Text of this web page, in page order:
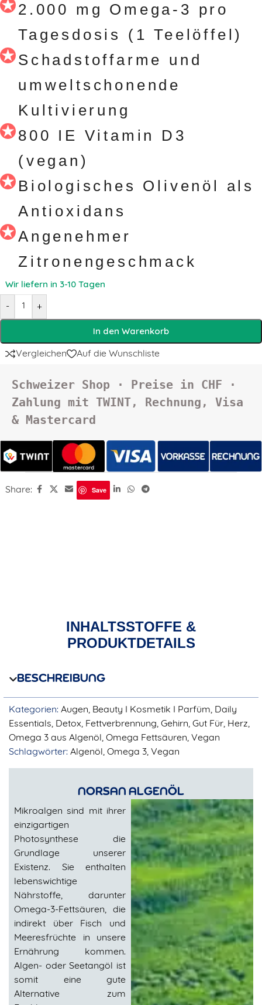
2.000 mg Omega-3 pro
Tagesdosis (1 Teelöffel)
Schadstoffarme und
umweltschonende
Kultivierung
800 IE Vitamin D3
(vegan)
Biologisches Olivenöl als
Antioxidans
Angenehmer
Zitronengeschmack
Wir liefern in 3-10 Tagen
- +
In den Warenkorb
Vergleichen Auf die Wunschliste
Schweizer Shop · Preise in CHF ·
Zahlung mit TWINT, Rechnung, Visa
& Mastercard
Share: Save
INHALTSSTOFFE &
PRODUKTDETAILS
BESCHREIBUNG
Kategorien: Augen, Beauty I Kosmetik I Parfüm, Daily
Essentials, Detox, Fettverbrennung, Gehirn, Gut Für, Herz,
Omega 3 aus Algenöl , Omega Fettsäuren, Vegan
Schlagwörter: Algenöl , Omega 3, Vegan
NORSAN ALGENÖL
Mikroalgen sind mit ihrer
einzigartigen
Photosynthese die
Grundlage unserer
Existenz. Sie enthalten
lebenswichtige
Nährstoffe, darunter
Omega-3-Fettsäuren, die
indirekt über Fisch und
Meeresfrüchte in unsere
Ernährung kommen.
Algen- oder Seetangöl ist
somit eine gute
Alternative zum